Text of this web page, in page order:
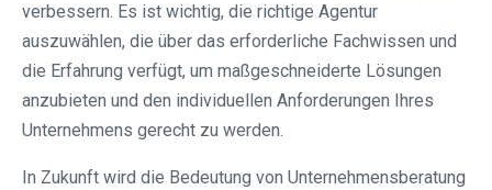
verbessern. Es ist wichtig, die richtige Agentur
auszuwählen, die über das erforderliche Fachwissen und
die Erfahrung verfügt, um maßgeschneiderte Lösungen
anzubieten und den individuellen Anforderungen Ihres
Unternehmens gerecht zu werden.
In Zukunft wird die Bedeutung von Unternehmensberatung